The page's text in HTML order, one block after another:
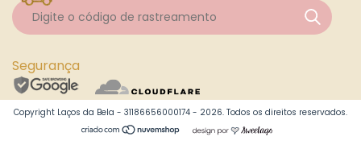
Segurança
Copyright Laços da Bela - 31186656000174 - 2026. Todos os direitos reservados.